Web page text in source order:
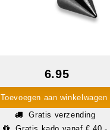
6.95
Toevoegen aan winkelwagen
Gratis verzending